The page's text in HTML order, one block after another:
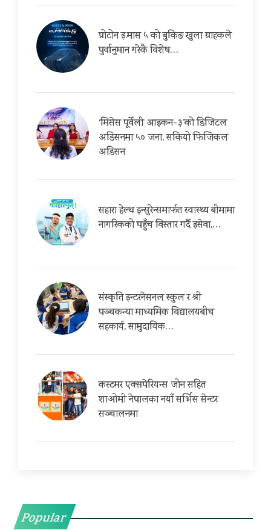
प्रोटोन इ.मास ५ को बुकिङ खुला ग्राहकले
पुर्वानुमान गरेकै विशेष…
‘मिसेस पूर्वेली आइकन-३’को डिजिटल
अडिसनमा ५० जना, सकियो फिजिकल
अडिसन
सहारा हेल्थ इन्सुरेन्समार्फत स्वास्थ्य बीमामा
नागरिकको पहुँच विस्तार गर्दै इसेवा,…
संस्कृति इन्टरनेसनल स्कुल र श्री
पञ्चकन्या माध्यमिक विद्यालयबीच
सहकार्य, सामुदायिक…
कस्टमर एक्सपेरियन्स जोन सहित
शाओमी नेपालका नयाँ सर्भिस सेन्टर
सञ्चालनमा
Popular